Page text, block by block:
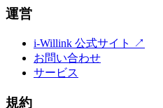
運営
i-Willink 公式サイト ↗
お問い合わせ
サービス
規約